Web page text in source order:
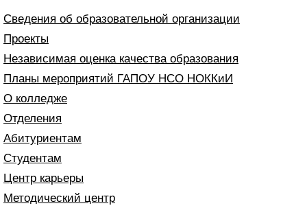
Сведения об образовательной организации
Проекты
Независимая оценка качества образования
Планы мероприятий ГАПОУ НСО НОККиИ
О колледже
Отделения
Абитуриентам
Студентам
Центр карьеры
Методический центр